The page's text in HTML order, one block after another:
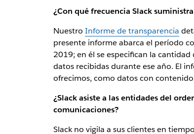
¿Con qué frecuencia Slack
Nuestro Informe de transparencia
presente informe abarca el período
2019; en él se especifican la
datos recibidas durante ese año. El
ofrecimos, como datos con
¿Slack asiste a las entidades del
comunicaciones?
Slack no vigila a sus clientes en